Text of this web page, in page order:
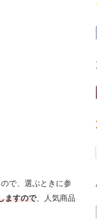
で、選ぶときに参
ますので、人気商品